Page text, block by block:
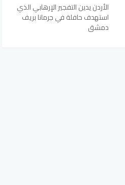
الأردن يدين التفجير الإرهابي الذي
استهدف حافلة في جرمانا بريف
دمشق